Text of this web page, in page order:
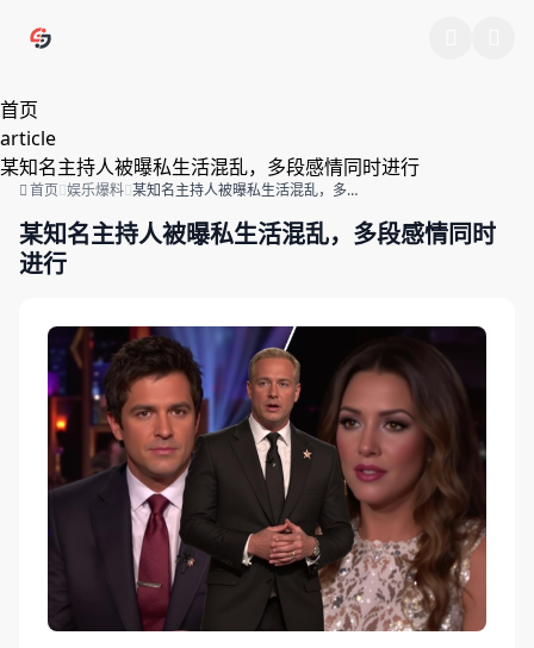
首页
article
某知名主持人被曝私生活混乱，多段感情同时进行
首页 娱乐爆料 某知名主持人被曝私生活混乱，多段
某知名主持人被曝私生活混乱，多段感情同时
进行